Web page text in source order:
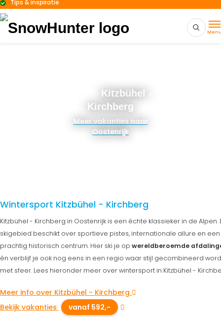
Tips & inspiratie
Kitzbühel -
Kirchberg
Meer vakanties naar
Oostenrijk
Wintersport Kitzbühel - Kirchberg
Kitzbühel - Kirchberg in Oostenrijk is een échte klassieker in de Alpen.
skigebied beschikt over sportieve pistes, internationale allure en een
prachtig historisch centrum. Hier ski je op wereldberoemde
én verblijf je ook nog eens in een regio waar stijl gecombineerd
met sfeer. Lees hieronder meer over wintersport in Kitzbühel -
Meer info over Kitzbühel - Kirchberg
Bekijk vakanties
vanaf 592,-